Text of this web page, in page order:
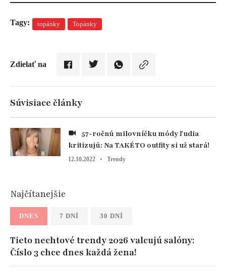
Tagy: topánky Topánky
Zdielať na
Súvisiace články
kritizujú: Na TAKÉTO outfity si už stará!
12.10.2022 Trendy
Najčítanejšie
DNES 7 DNÍ 30 DNÍ
Tieto nechtové trendy 2026 valcujú salóny:
Číslo 3 chce dnes každá žena!